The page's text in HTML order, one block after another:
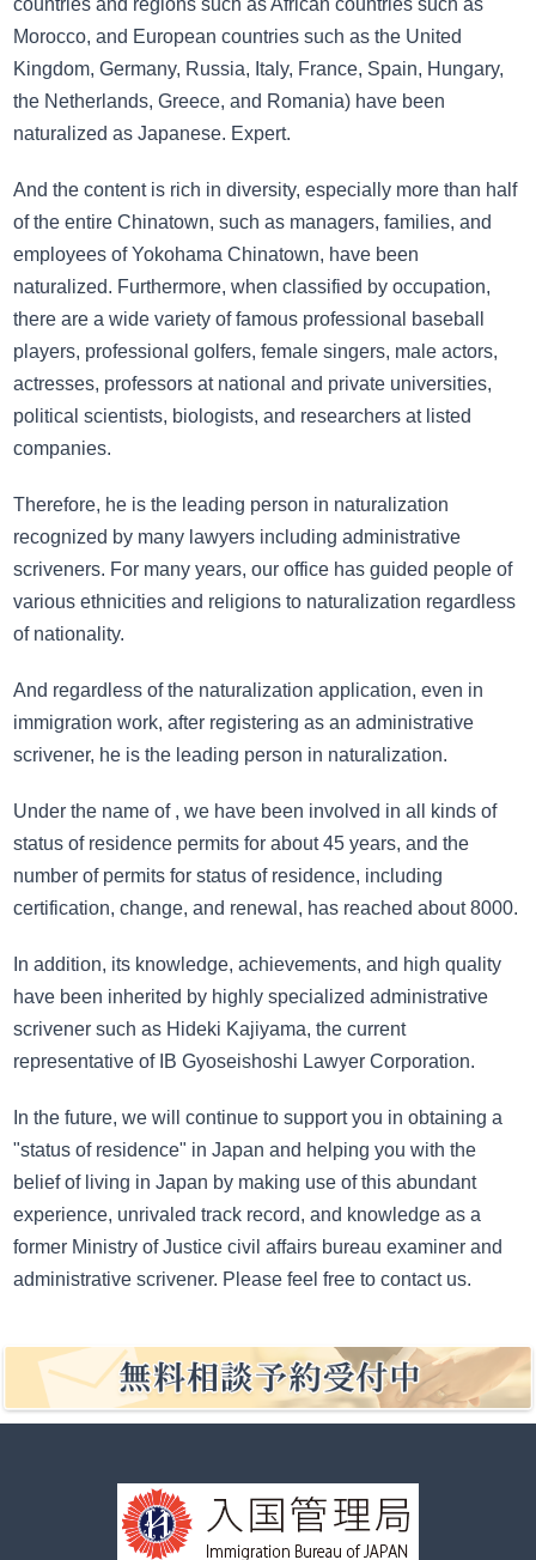
Morocco, and European countries such as the United
Kingdom, Germany, Russia, Italy, France, Spain, Hungary,
the Netherlands, Greece, and Romania) have been
naturalized as Japanese. Expert.
And the content is rich in diversity, especially more than half
of the entire Chinatown, such as managers, families, and
employees of Yokohama Chinatown, have been
naturalized. Furthermore, when classified by occupation,
there are a wide variety of famous professional baseball
players, professional golfers, female singers, male actors,
actresses, professors at national and private universities,
political scientists, biologists, and researchers at listed
companies.
Therefore, he is the leading person in naturalization
recognized by many lawyers including administrative
scriveners. For many years, our office has guided people of
various ethnicities and religions to naturalization regardless
of nationality.
And regardless of the naturalization application, even in
immigration work, after registering as an administrative
scrivener, he is the leading person in naturalization.
Under the name of , we have been involved in all kinds of
status of residence permits for about 45 years, and the
number of permits for status of residence, including
certification, change, and renewal, has reached about 8000.
In addition, its knowledge, achievements, and high quality
have been inherited by highly specialized administrative
scrivener such as Hideki Kajiyama, the current
representative of IB Gyoseishoshi Lawyer Corporation.
In the future, we will continue to support you in obtaining a
"status of residence" in Japan and helping you with the
belief of living in Japan by making use of this abundant
experience, unrivaled track record, and knowledge as a
former Ministry of Justice civil affairs bureau examiner and
administrative scrivener. Please feel free to contact us.